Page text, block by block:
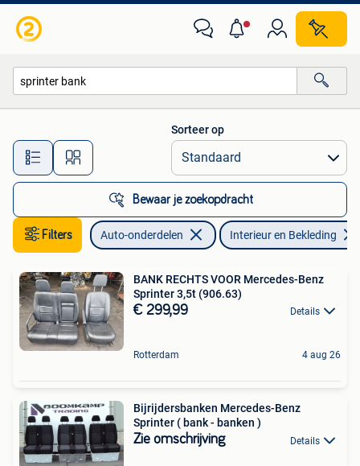
Alle afstanden…
Sorteer op
Bewaar je zoekopdracht
Filters Auto-onderdelen Interieur en Bekleding
BANK RECHTS VOOR Mercedes-Benz
Sprinter 3,5t (906.63)
€ 299,99 Details
Rotterdam 4 aug 26
Bijrijdersbanken Mercedes-Benz
Sprinter ( bank - banken )
Zie omschrijving Details